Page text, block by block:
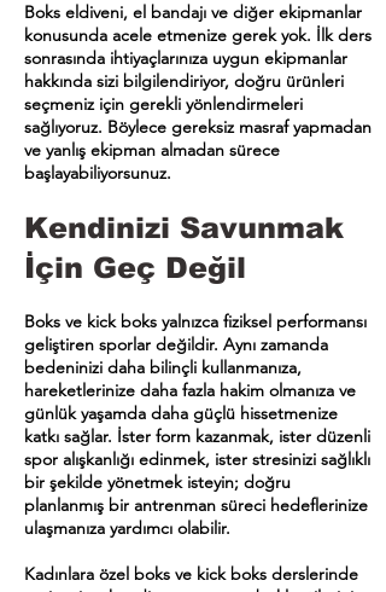
Boks eldiveni, el bandajı ve diğer ekipmanlar
konusunda acele etmenize gerek yok. İlk ders
sonrasında ihtiyaçlarınıza uygun ekipmanlar
hakkında sizi bilgilendiriyor, doğru ürünleri
seçmeniz için gerekli yönlendirmeleri
sağlıyoruz. Böylece gereksiz masraf yapmadan
ve yanlış ekipman almadan sürece
başlayabiliyorsunuz.
Kendinizi Savunmak
İçin Geç Değil
Boks ve kick boks yalnızca fiziksel performansı
geliştiren sporlar değildir. Aynı zamanda
bedeninizi daha bilinçli kullanmanıza,
hareketlerinize daha fazla hakim olmanıza ve
günlük yaşamda daha güçlü hissetmenize
katkı sağlar. İster form kazanmak, ister düzenli
spor alışkanlığı edinmek, ister stresinizi sağlıklı
bir şekilde yönetmek isteyin; doğru
planlanmış bir antrenman süreci hedeflerinize
ulaşmanıza yardımcı olabilir.
Kadınlara özel boks ve kick boks derslerinde